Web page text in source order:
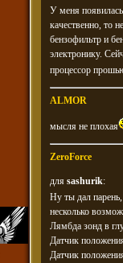
У меня
качественно, то
бензофильтр и
электронику.
процессор
ALMOR
мысля не плохая
ZeroForce
для sashurik:
Ну ты дал парень,
несколько
Лямбда зонд в
Датчик
Датчик